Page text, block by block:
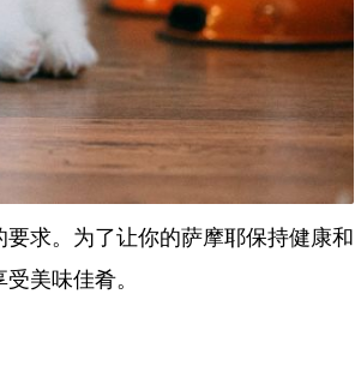
求。为了让你的萨摩耶保持健康和
美味佳肴。